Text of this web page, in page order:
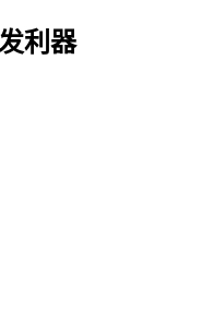
利器